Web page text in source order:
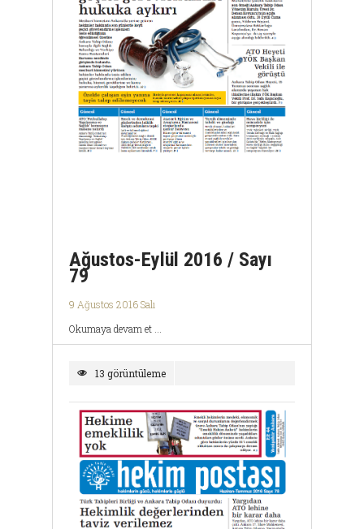
Ağustos-Eylül 2016 / Sayı
79
9 Ağustos 2016 Salı
Okumaya devam et ...
13 görüntüleme